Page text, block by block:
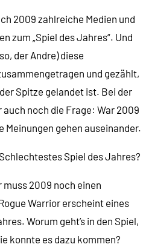
2009 zahlreiche Medien und
zum „Spiel des Jahres“. Und
der Andre) diese
und gezählt,
Spitze gelandet ist. Bei der
noch die Frage: War 2009
Meinungen gehen auseinander.
Spiel des Jahres?
2009 noch einen
Warrior erscheint eines
Worum geht’s in den Spiel,
konnte es dazu kommen?